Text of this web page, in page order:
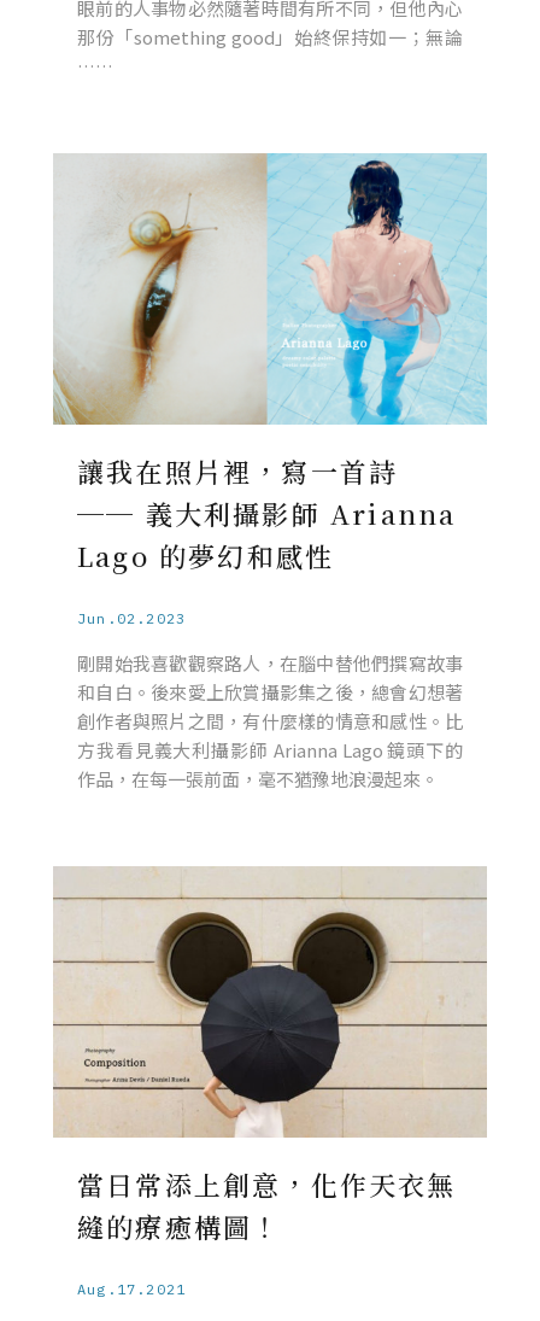
眼前的人事物必然隨著時間有所不同，但他內心
那份「something good」始終保持如一；無論
……
讓我在照片裡，寫一首詩
── 義大利攝影師 Arianna
Lago 的夢幻和感性
Jun.02.2023
剛開始我喜歡觀察路人，在腦中替他們撰寫故事
和自白。後來愛上欣賞攝影集之後，總會幻想著
創作者與照片之間，有什麼樣的情意和感性。比
方我看見義大利攝影師 Arianna Lago 鏡頭下的
作品，在每一張前面，毫不猶豫地浪漫起來。
當日常添上創意，化作天衣無
縫的療癒構圖！
Aug.17.2021